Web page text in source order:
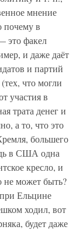
мнение
почему в
это факел
и даже даёт
и партий
что могли
участия в
трата денег и
а то, что это
большего
в США одна
кресло, и
не может быть?
Ельцине
ходил, вот
будет даже